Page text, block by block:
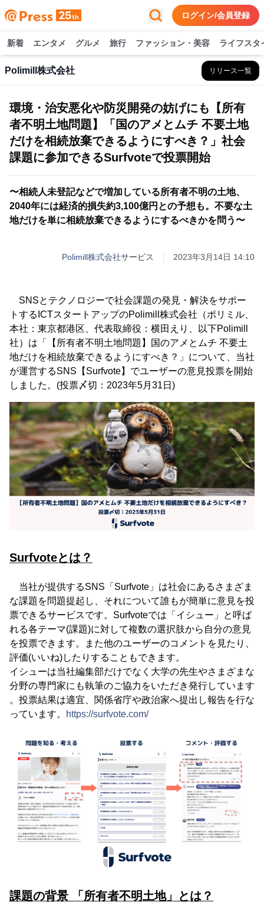
ログイン/会員登録
新着 エンタメ グルメ 旅行 ファッション・美容 ライフスタ
Polimill株式会社 リリース一覧
環境・治安悪化や防災開発の妨げにも【所有
者不明土地問題】「国のアメとムチ 不要土地
だけを相続放棄できるようにすべき？」社会
課題に参加できるSurfvoteで投票開始
〜相続人未登記などで増加している所有者不明の土地、
2040年には経済的損失約3,100億円との予想も。不要な土
地だけを単に相続放棄できるようにするべきかを問う〜
Polimill株式会社サービス 2023年3月14日 14:10
SNSとテクノロジーで社会課題の発見・解決をサポー
トするICTスタートアップのPolimill株式会社（ポリミル、
本社：東京都港区、代表取締役：横田えり、以下Polimill
社）は「【所有者不明土地問題】国のアメとムチ 不要土
地だけを相続放棄できるようにすべき？」について、当社
が運営するSNS【Surfvote】でユーザーの意見投票を開始
しました。(投票〆切：2023年5月31日)
Surfvoteとは？
当社が提供するSNS「Surfvote」は社会にあるさまざま
な課題を問題提起し、それについて誰もが簡単に意見を投
票できるサービスです。Surfvoteでは「イシュー」と呼ば
れる各テーマ(課題)に対して複数の選択肢から自分の意見
を投票できます。また他のユーザーのコメントを見たり、
評価(いいね)したりすることもできます。
イシューは当社編集部だけでなく大学の先生やさまざまな
分野の専門家にも執筆のご協力をいただき発行しています
。投票結果は適宜、関係省庁や政治家へ提出し報告を行な
っています。
https://surfvote.com/
課題の背景 「所有者不明土地」とは？